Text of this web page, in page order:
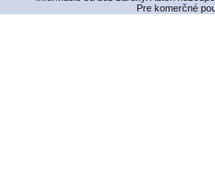
Pre komerčné